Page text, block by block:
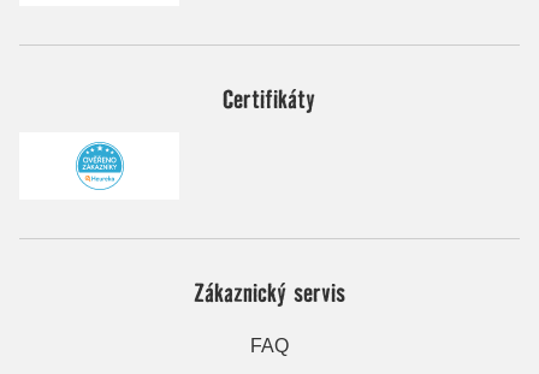
Certifikáty
Zákaznický servis
FAQ